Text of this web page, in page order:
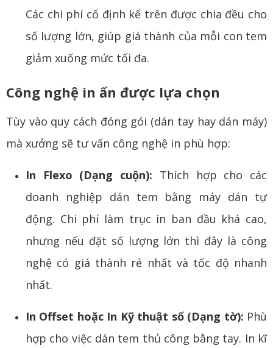
Các chi phí cố định kể trên được chia đều cho
số lượng lớn, giúp giá thành của mỗi con tem
giảm xuống mức tối đa.
Công nghệ in ấn được lựa chọn
Tùy vào quy cách đóng gói (dán tay hay dán máy)
mà xưởng sẽ tư vấn công nghệ in phù hợp:
In Flexo (Dạng cuộn): Thích hợp cho các
doanh nghiệp dán tem bằng máy dán tự
động. Chi phí làm trục in ban đầu khá cao,
nhưng nếu đặt số lượng lớn thì đây là công
nghệ có giá thành rẻ nhất và tốc độ nhanh
nhất.
In Offset hoặc In Kỹ thuật số (Dạng tờ): Phù
hợp cho việc dán tem thủ công bằng tay. In kĩ